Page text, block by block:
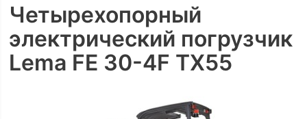
Четырехопорный
электрический погрузчик
Lema FE 30-4F TX55